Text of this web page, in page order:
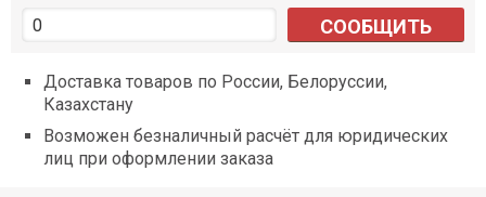
СООБЩИТЬ
Доставка товаров по России, Белоруссии,
Казахстану
Возможен безналичный расчёт для юридических
лиц при оформлении заказа